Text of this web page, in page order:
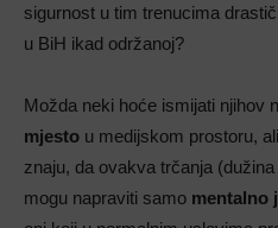
sigurnost u tim trenucima
u BiH ikad održanoj?
Možda neki hoće ismijati njihov
mjesto u medijskom prostoru,
znaju, da ovakva trčanja
mogu napraviti samo mentalno